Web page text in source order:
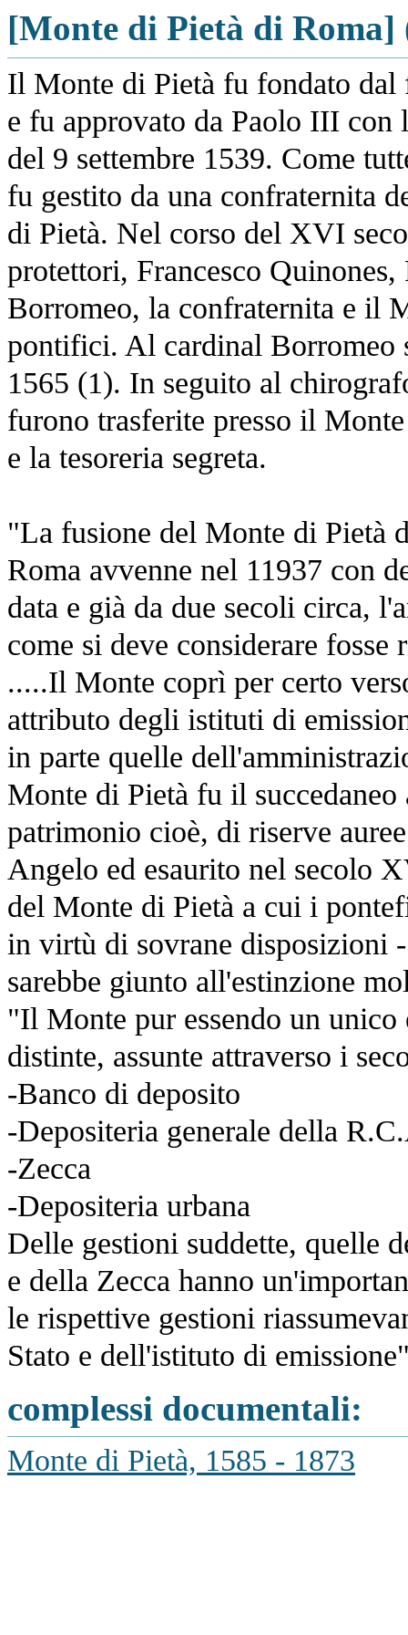
[Monte di Pietà di Roma]
Il Monte di Pietà fu fondato
e fu approvato da Paolo III con
del 9 settembre 1539. Come
fu gestito da una confraternita
di Pietà. Nel corso del XVI
protettori, Francesco
Borromeo, la confraternita e il
pontifici. Al cardinal Borromeo
1565 (1). In seguito al
furono trasferite presso il
e la tesoreria segreta.
"La fusione del Monte di Pietà
Roma avvenne nel 11937 con
data e già da due secoli circa,
come si deve considerare
.....Il Monte coprì per certo
attributo degli istituti di
in parte quelle
Monte di Pietà fu il
patrimonio cioè, di riserve
Angelo ed esaurito nel secolo
del Monte di Pietà a cui i
in virtù di sovrane disposizioni
sarebbe giunto all'estinzione
"Il Monte pur essendo un
distinte, assunte attraverso i
-Banco di deposito
-Depositeria generale della
-Zecca
-Depositeria urbana
Delle gestioni suddette, quelle
e della Zecca hanno
le rispettive gestioni
Stato e dell'istituto di
complessi documentali:
Monte di Pietà, 1585 - 1873